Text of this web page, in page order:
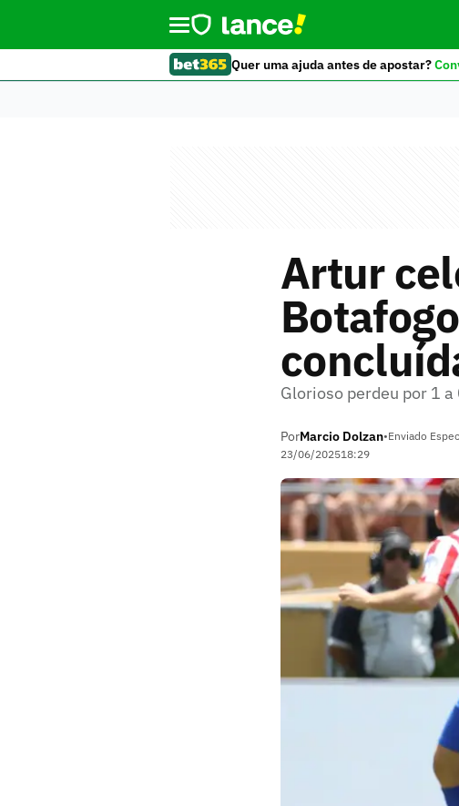
Quer uma ajuda antes de apostar?
Artur
Glorioso perdeu por 1
PorMarcio Dolzan•Enviado
23/06/202518:29